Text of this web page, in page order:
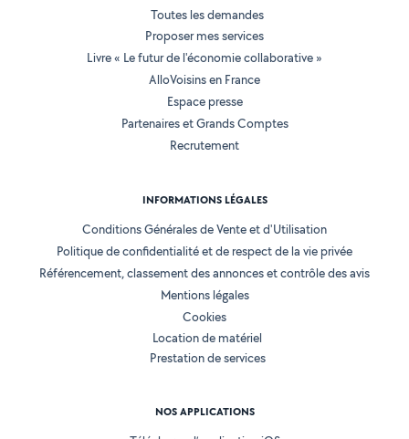
Toutes les demandes
Proposer mes services
Livre « Le futur de l'économie collaborative »
AlloVoisins en France
Espace presse
Partenaires et Grands Comptes
Recrutement
INFORMATIONS LÉGALES
Conditions Générales de Vente et d'Utilisation
Politique de confidentialité et de respect de la vie privée
Référencement, classement des annonces et contrôle des avis
Mentions légales
Cookies
Location de matériel
Prestation de services
NOS APPLICATIONS